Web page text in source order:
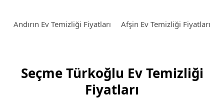
Andırın Ev Temizliği Fiyatları Afşin Ev Temizliği Fiyatları
Seçme Türkoğlu Ev Temizliği
Fiyatları